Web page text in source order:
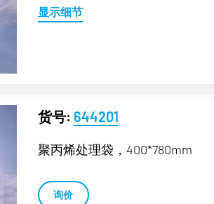
显示细节
货号: 644201
聚丙烯处理袋，400*780mm
询价